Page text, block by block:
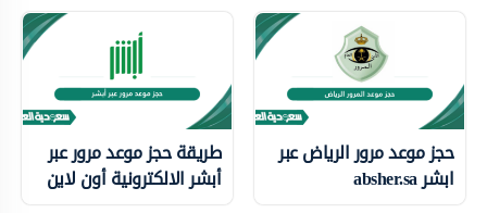
حجز موعد مرور الرياض عبر
ابشر absher.sa
طريقة حجز موعد مرور عبر
أبشر الالكترونية أون لاين